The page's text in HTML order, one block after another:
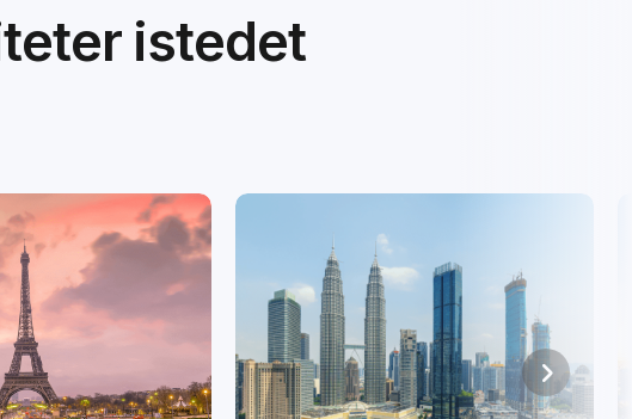
istedet